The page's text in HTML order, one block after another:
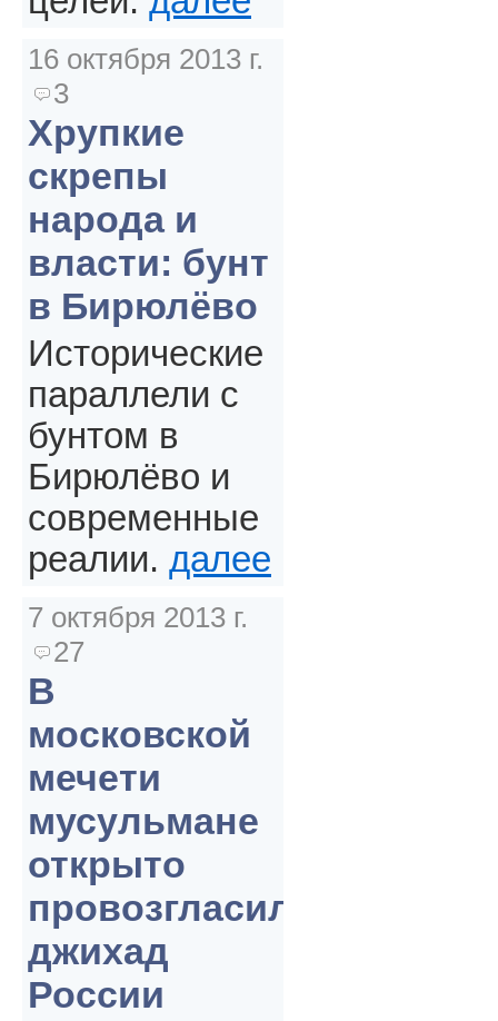
16 октября 2013 г.
3
Хрупкие
скрепы
народа и
власти: бунт
в Бирюлёво
Исторические
параллели с
бунтом в
Бирюлёво и
современные
реалии. далее
7 октября 2013 г.
27
В
московской
мечети
мусульмане
открыто
провозгласили
джихад
России